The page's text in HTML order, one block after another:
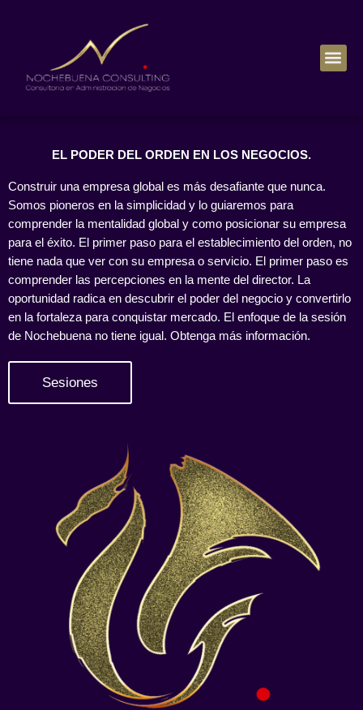
EL PODER DEL ORDEN EN LOS NEGOCIOS.
Construir una empresa global es más desafiante que nunca.
Somos pioneros en la simplicidad y lo guiaremos para
comprender la mentalidad global y como posicionar su empresa
para el éxito. El primer paso para el establecimiento del orden, no
tiene nada que ver con su empresa o servicio. El primer paso es
comprender las percepciones en la mente del director. La
oportunidad radica en descubrir el poder del negocio y convertirlo
en la fortaleza para conquistar mercado. El enfoque de la sesión
de Nochebuena no tiene igual. Obtenga más información.
Sesiones